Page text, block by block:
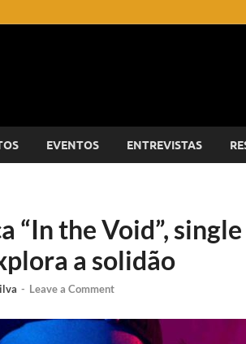
EVENTOS ENTREVISTAS
“In the Void”, single
a solidão
- Leave a Comment